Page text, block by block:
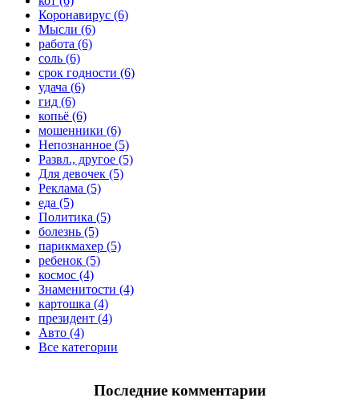
Коронавирус (6)
Мысли (6)
работа (6)
соль (6)
срок годности (6)
удача (6)
гид (6)
копьё (6)
мошенники (6)
Непознанное (5)
Развл., другое (5)
Для девочек (5)
Реклама (5)
еда (5)
Политика (5)
болезнь (5)
парикмахер (5)
ребенок (5)
космос (4)
Знаменитости (4)
картошка (4)
президент (4)
Авто (4)
Все категории
Последние комментарии